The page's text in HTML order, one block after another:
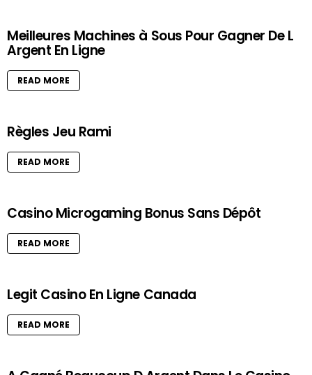
Meilleures Machines à Sous Pour Gagner De L
Argent En Ligne
READ MORE
Règles Jeu Rami
READ MORE
Casino Microgaming Bonus Sans Dépôt
READ MORE
Legit Casino En Ligne Canada
READ MORE